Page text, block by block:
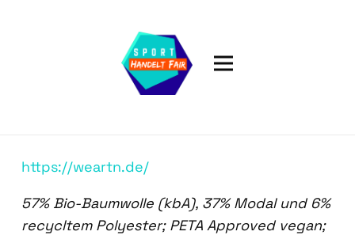
https://weartn.de/
57% Bio-Baumwolle (kbA), 37% Modal und 6%
recycltem Polyester; PETA Approved vegan;